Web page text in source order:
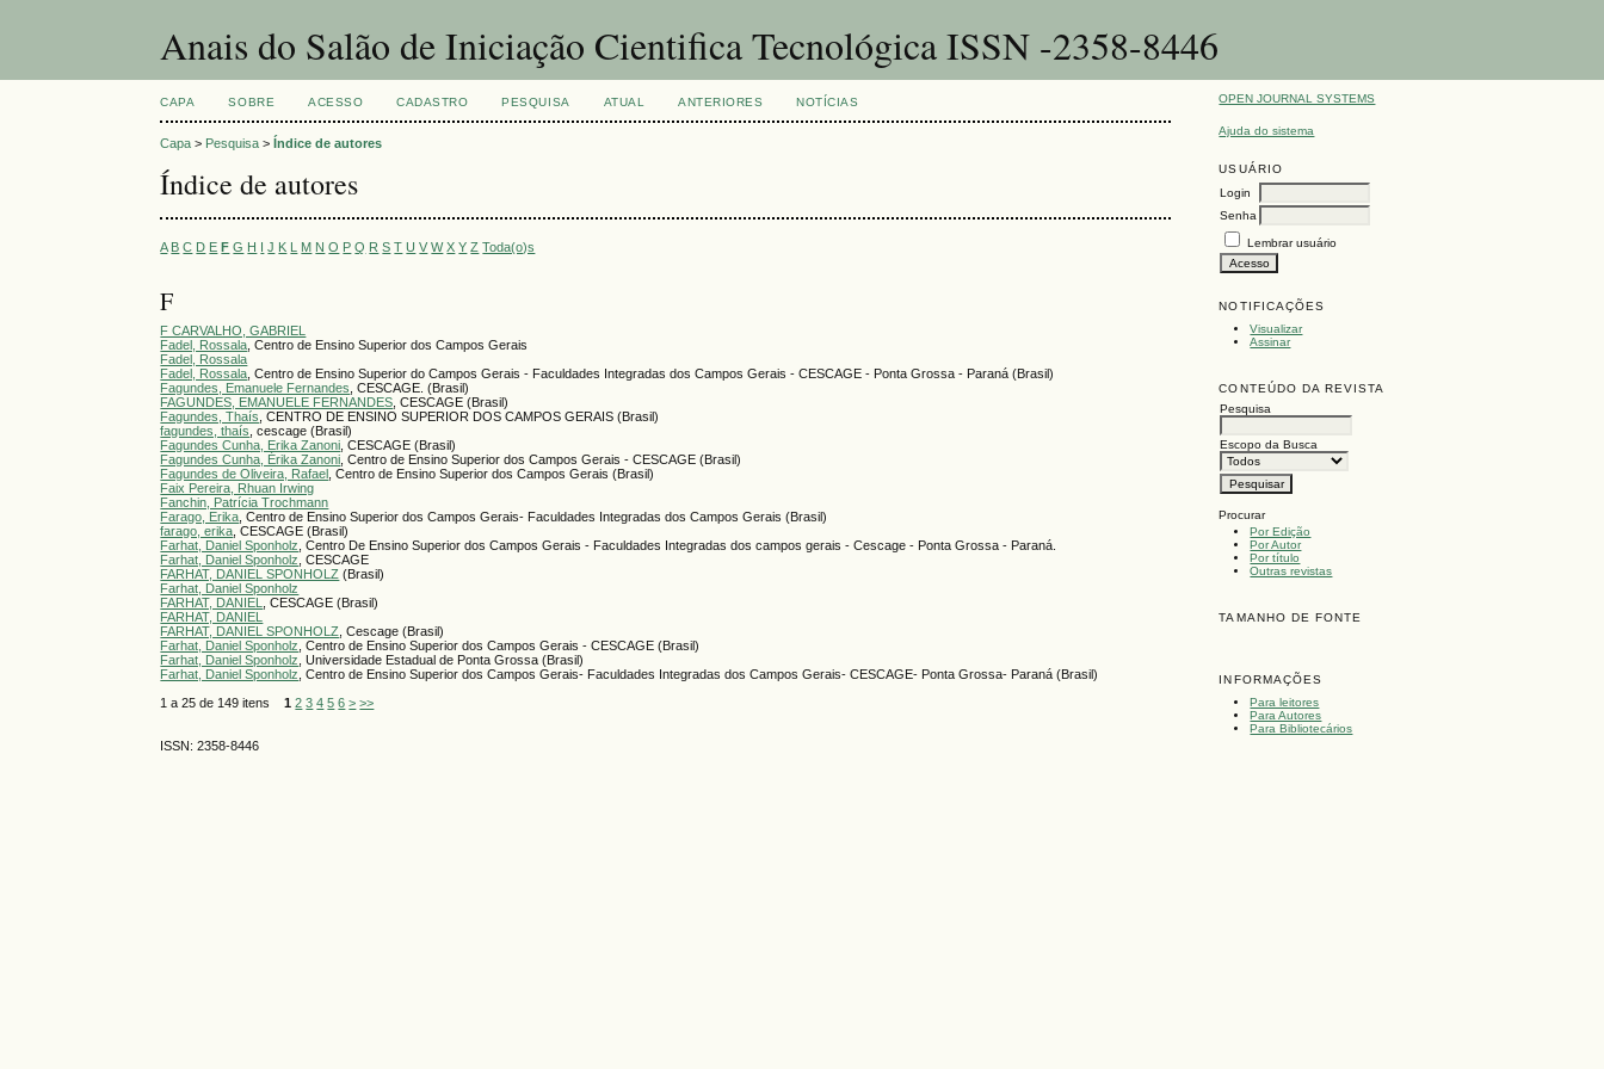
Anais do Salão de Iniciação Cientifica Tecnológica ISSN -2358-8446
OPEN JOURNAL SYSTEMS
Ajuda do sistema
USUÁRIO
Login
Senha
Lembrar usuário
NOTIFICAÇÕES
Visualizar
Assinar
CONTEÚDO DA REVISTA
Pesquisa
Escopo da Busca
Procurar
Por Edição
Por Autor
Por título
Outras revistas
TAMANHO DE FONTE
INFORMAÇÕES
Para leitores
Para Autores
Para Bibliotecários
CAPA SOBRE ACESSO CADASTRO PESQUISA ATUAL ANTERIORES NOTÍCIAS
Capa > Pesquisa >Índice de autores
Índice de autores
A B C D E F G H I J K L M N O P Q R S T U V W X Y Z Toda(o)s
F
F CARVALHO, GABRIEL
Fadel, Rossala , Centro de Ensino Superior dos Campos Gerais
Fadel, Rossala
Fadel, Rossala , Centro de Ensino Superior do Campos Gerais - Faculdades Integradas dos Campos Gerais - CESCAGE - Ponta Grossa - Paraná (Brasil)
Fagundes, Emanuele Fernandes , CESCAGE. (Brasil)
FAGUNDES, EMANUELE FERNANDES , CESCAGE (Brasil)
Fagundes, Thaís , CENTRO DE ENSINO SUPERIOR DOS CAMPOS GERAIS (Brasil)
fagundes, thaís , cescage (Brasil)
Fagundes Cunha, Erika Zanoni , CESCAGE (Brasil)
Fagundes Cunha, Érika Zanoni , Centro de Ensino Superior dos Campos Gerais - CESCAGE (Brasil)
Fagundes de Oliveira, Rafael
, Centro de Ensino Superior dos Campos Gerais (Brasil)
Faix Pereira, Rhuan Irwing
Fanchin, Patrícia Trochmann
Farago, Erika , Centro de Ensino Superior dos Campos Gerais- Faculdades Integradas dos Campos Gerais (Brasil)
farago, erika , CESCAGE (Brasil)
Farhat, Daniel Sponholz , Centro De Ensino Superior dos Campos Gerais - Faculdades Integradas dos campos gerais - Cescage - Ponta Grossa - Paraná.
Farhat, Daniel Sponholz , CESCAGE
FARHAT, DANIEL SPONHOLZ (Brasil)
Farhat, Daniel Sponholz
FARHAT, DANIEL
, CESCAGE (Brasil)
FARHAT, DANIEL
FARHAT, DANIEL SPONHOLZ , Cescage (Brasil)
Farhat, Daniel Sponholz , Centro de Ensino Superior dos Campos Gerais - CESCAGE (Brasil)
Farhat, Daniel Sponholz , Universidade Estadual de Ponta Grossa (Brasil)
Farhat, Daniel Sponholz , Centro de Ensino Superior dos Campos Gerais- Faculdades Integradas dos Campos Gerais- CESCAGE- Ponta Grossa- Paraná (Brasil)
1 a 25 de 149 itens1 2 3 4 5 6 > >>
ISSN: 2358-8446